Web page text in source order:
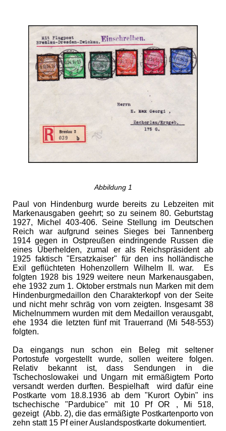
Abbildung 1
Paul von Hindenburg wurde bereits zu Lebzeiten mit
Markenausgaben geehrt; so zu seinem 80. Geburtstag
1927, Michel 403-406. Seine Stellung im Deutschen
Reich war aufgrund seines Sieges bei Tannenberg
1914 gegen in Ostpreußen eindringende Russen die
eines Überhelden, zumal er als Reichspräsident ab
1925 faktisch "Ersatzkaiser" für den ins holländische
Exil geflüchteten Hohenzollern Wilhelm II. war. Es
folgten 1928 bis 1929 weitere neun Markenausgaben,
ehe 1932 zum 1. Oktober erstmals nun Marken mit dem
Hindenburgmedaillon den Charakterkopf von der Seite
und nicht mehr schräg von vorn zeigten. Insgesamt 38
Michelnummern wurden mit dem Medaillon verausgabt,
ehe 1934 die letzten fünf mit Trauerrand (Mi 548-553)
folgten.
Da eingangs nun schon ein Beleg mit seltener
Portostufe vorgestellt wurde, sollen weitere folgen.
Relativ bekannt ist, dass Sendungen in die
Tschechoslowakei und Ungarn mit ermäßigtem Porto
versandt werden durften. Bespielhaft wird dafür eine
Postkarte vom 18.8.1936 ab dem "Kurort Oybin" ins
tschechische "Pardubice" mit 10 Pf OR , Mi 518,
gezeigt (Abb. 2), die das ermäßigte Postkartenporto von
zehn statt 15 Pf einer Auslandspostkarte dokumentiert.